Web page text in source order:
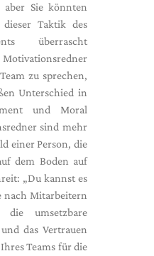
Sie könnten
Taktik des
überrascht
Motivationsredner
zu sprechen,
Unterschied in
und Moral
sind mehr
einer Person, die
dem Boden auf
„Du kannst es
nach Mitarbeitern
umsetzbare
das Vertrauen
Teams für die